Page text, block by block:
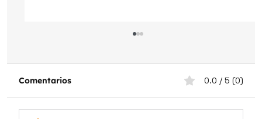
Comentarios 0.0 / 5 (0)